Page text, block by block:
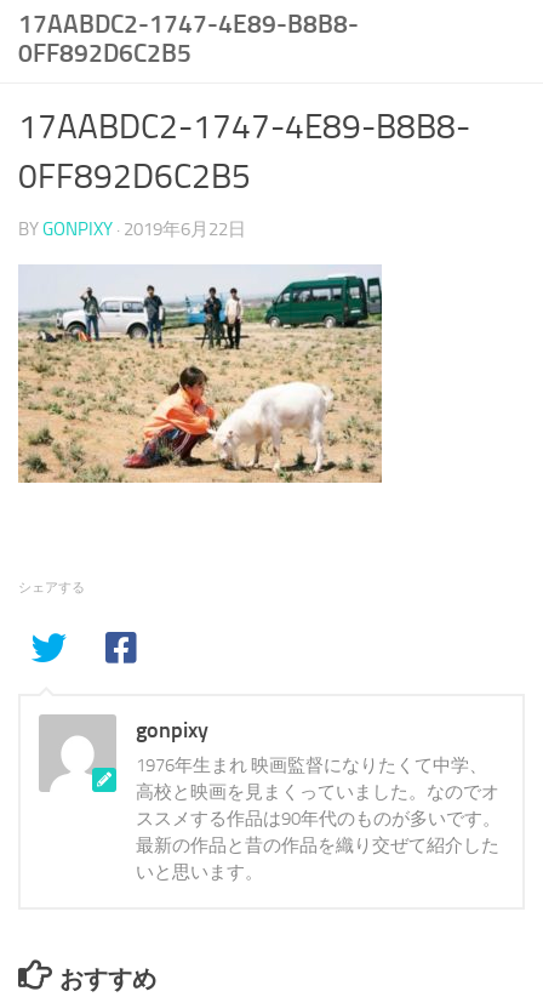
17AABDC2-1747-4E89-B8B8-
0FF892D6C2B5
17AABDC2-1747-4E89-B8B8-
0FF892D6C2B5
BYGONPIXY · 2019年6月22日
シェアする
gonpixy
1976年生まれ 映画監督になりたくて中学、
高校と映画を見まくっていました。なのでオ
ススメする作品は90年代のものが多いです。
最新の作品と昔の作品を織り交ぜて紹介した
いと思います。
おすすめ